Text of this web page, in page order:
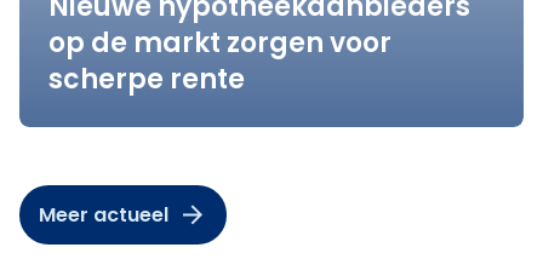
op de markt zorgen voor
scherpe rente
Meer actueel